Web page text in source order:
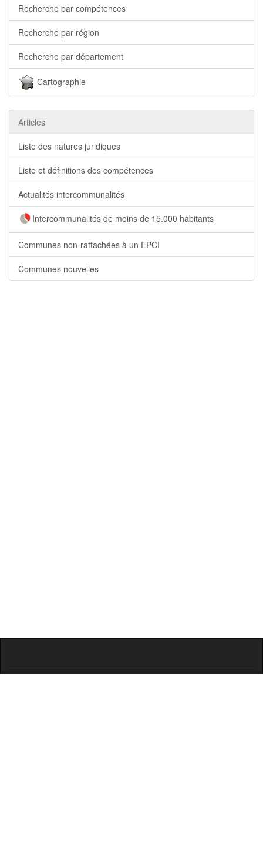
Recherche par compétences
Recherche par région
Recherche par département
Cartographie
Articles
Liste des natures juridiques
Liste et définitions des compétences
Actualités intercommunalités
Intercommunalités de moins de 15.000 habitants
Communes non-rattachées à un EPCI
Communes nouvelles